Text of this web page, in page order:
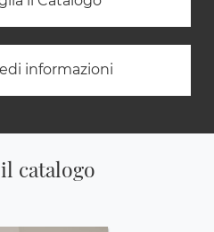
informazioni
catalogo